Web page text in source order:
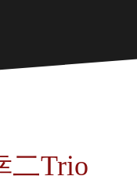
二Trio